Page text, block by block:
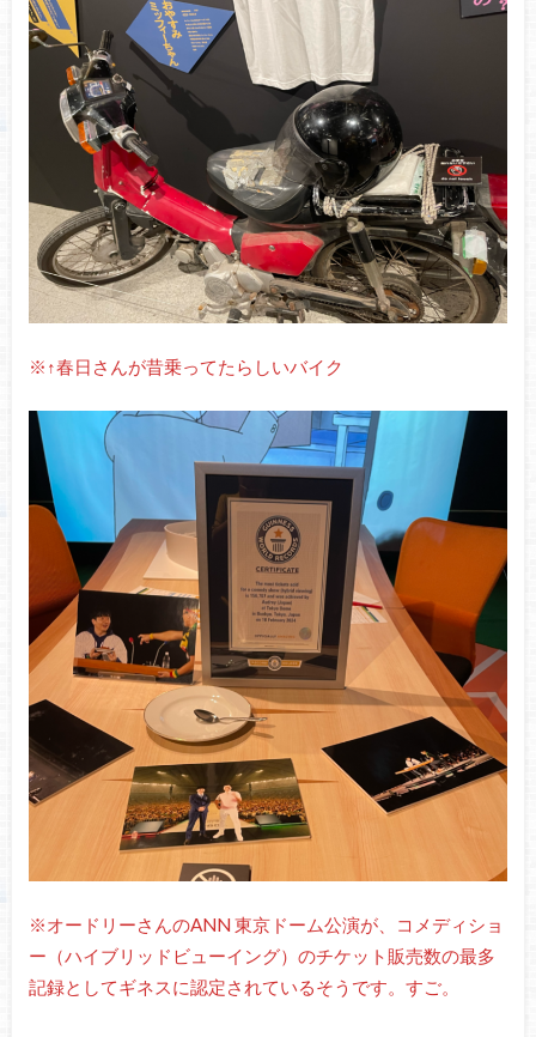
※↑春日さんが昔乗ってたらしいバイク
※オードリーさんのANN 東京ドーム公演が、コメディショ
ー（ハイブリッドビューイング）のチケット販売数の最多
記録としてギネスに認定されているそうです。すご。